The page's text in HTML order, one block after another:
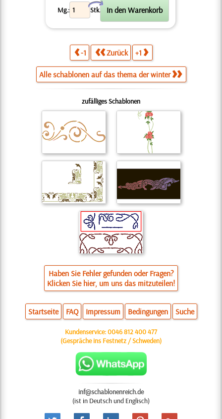
Mg.: Stk.
X
-1 Zurück +1
Alle schablonen auf das thema der winter
zufälliges Schablonen
Haben Sie Fehler gefunden oder Fragen?
Klicken Sie hier, um uns das mitzuteilen!
Startseite FAQ Impressum Bedingungen Suche
Kundenservice:0046 812 400 477
(Gespräche ins Festnetz / Schweden)
inf@schablonenreich.de
(ist in Deutsch und Englisch)